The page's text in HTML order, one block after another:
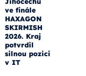
ve finále
HAXAGON
SKIRMISH
2026. Kraj
potvrdil
silnou pozici
v IT